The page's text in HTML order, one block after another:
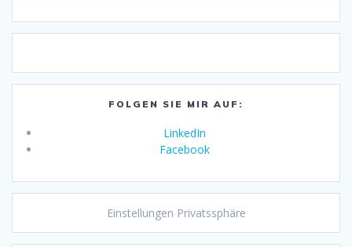
FOLGEN SIE MIR AUF:
LinkedIn
Facebook
Einstellungen Privatssphäre